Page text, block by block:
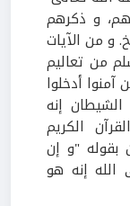
و ذكرهم
و من الآيات
من تعاليم
آمنوا أدخلوا
إنه
الكريم
بقوله "و إن
إنه هو